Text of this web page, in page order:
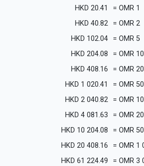
1
OMR
=
20.41
HKD
2
OMR
=
40.82
HKD
5
OMR
=
102.04
HKD
10
OMR
=
204.08
HKD
20
OMR
=
408.16
HKD
50
OMR
=
1 020.41
HKD
OMR
=
2 040.82
HKD
OMR
=
4 081.63
HKD
OMR
=
10 204.08
HKD
1
OMR
=
20 408.16
HKD
3
OMR
=
61 224.49
HKD